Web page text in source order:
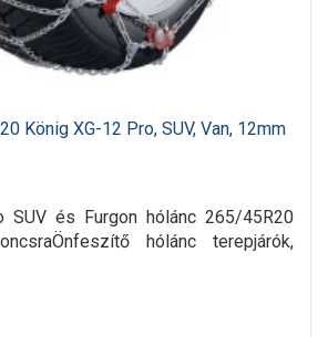
König XG-12 Pro, SUV, Van, 12mm
SUV és Furgon hólánc 265/45R20
hólánc terepjárók,